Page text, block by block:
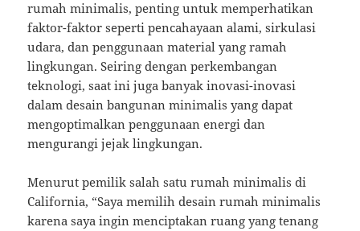
rumah minimalis, penting untuk memperhatikan
faktor-faktor seperti pencahayaan alami, sirkulasi
udara, dan penggunaan material yang ramah
lingkungan. Seiring dengan perkembangan
teknologi, saat ini juga banyak inovasi-inovasi
dalam desain bangunan minimalis yang dapat
mengoptimalkan penggunaan energi dan
mengurangi jejak lingkungan.
Menurut pemilik salah satu rumah minimalis di
California, “Saya memilih desain rumah minimalis
karena saya ingin menciptakan ruang yang tenang